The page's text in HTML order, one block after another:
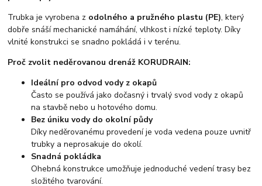
Trubka je vyrobena z odolného a pružného plastu (PE), který
dobře snáší mechanické namáhání, vlhkost i nízké teploty. Díky
vlnité konstrukci se snadno pokládá i v terénu.
Proč zvolit neděrovanou drenáž KORUDRAIN:
Ideální pro odvod vody z okapů
Často se používá jako dočasný i trvalý svod vody z okapů
na stavbě nebo u hotového domu.
Bez úniku vody do okolní půdy
Díky neděrovanému provedení je voda vedena pouze uvnitř
trubky a neprosakuje do okolí.
Snadná pokládka
Ohebná konstrukce umožňuje jednoduché vedení trasy bez
složitého tvarování.